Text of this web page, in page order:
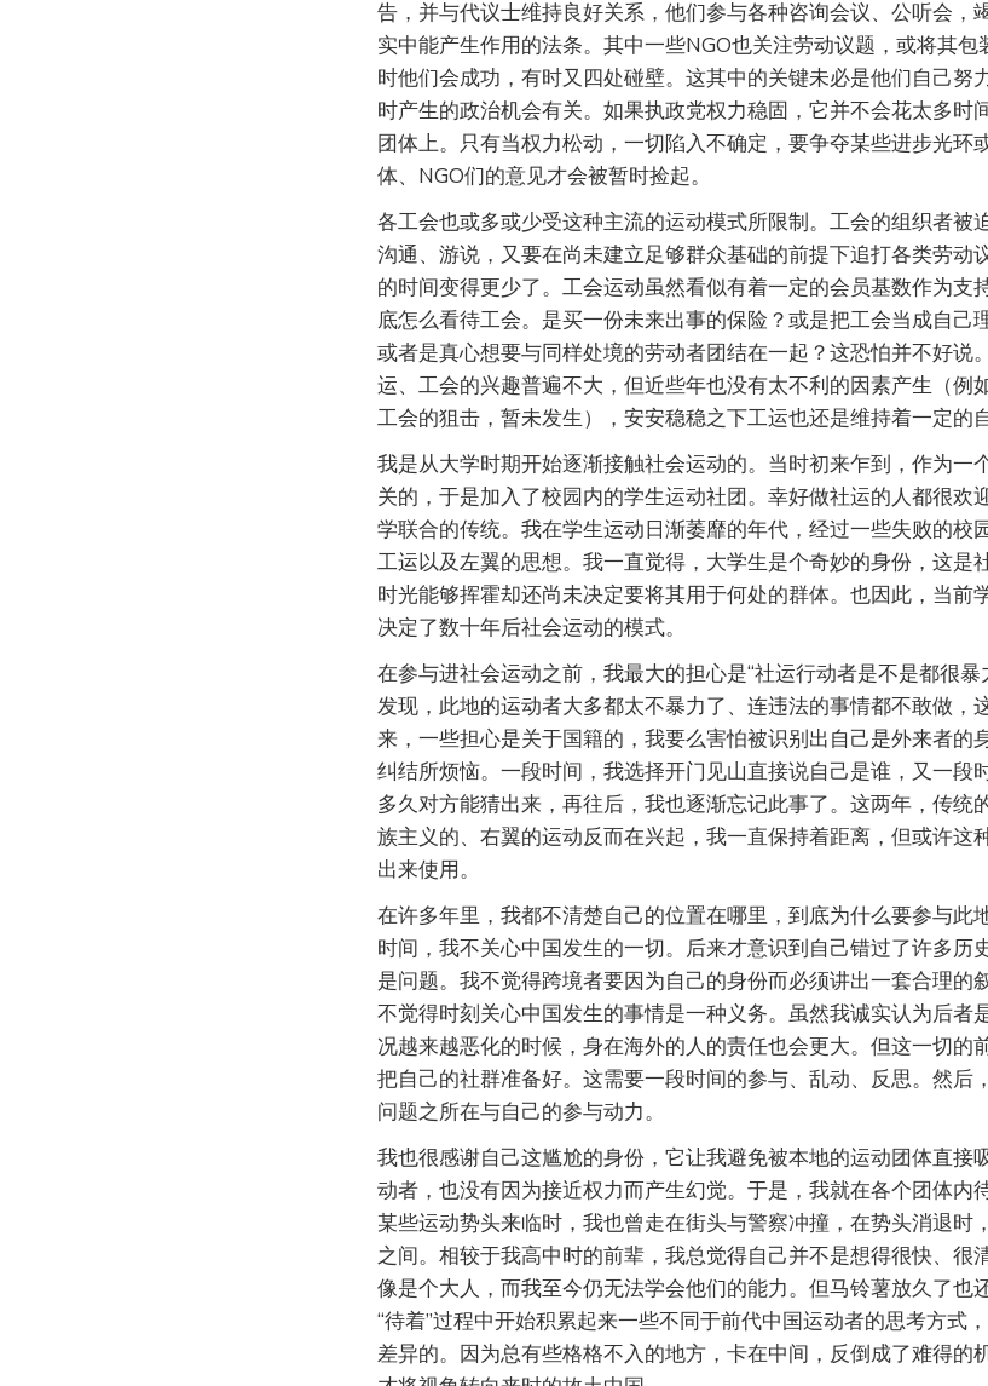
告，并与代议士维持良好关系，他们参与各种咨询会议、公听会，
实中能产生作用的法条。其中一些NGO也关注劳动议题，或将其
时他们会成功，有时又四处碰壁。这其中的关键未必是他们自己努
时产生的政治机会有关。如果执政党权力稳固，它并不会花太多时
团体上。只有当权力松动，一切陷入不确定，要争夺某些进步光环
体、NGO们的意见才会被暂时捡起。
各工会也或多或少受这种主流的运动模式所限制。工会的组织者被
沟通、游说，又要在尚未建立足够群众基础的前提下追打各类劳动
的时间变得更少了。工会运动虽然看似有着一定的会员基数作为支
底怎么看待工会。是买一份未来出事的保险？或是把工会当成自己
或者是真心想要与同样处境的劳动者团结在一起？这恐怕并不好说
运、工会的兴趣普遍不大，但近些年也没有太不利的因素产生（例
工会的狙击，暂未发生），安安稳稳之下工运也还是维持着一定的
我是从大学时期开始逐渐接触社会运动的。当时初来乍到，作为一
关的，于是加入了校园内的学生运动社团。幸好做社运的人都很欢
学联合的传统。我在学生运动日渐萎靡的年代，经过一些失败的校
工运以及左翼的思想。我一直觉得，大学生是个奇妙的身份，这是
时光能够挥霍却还尚未决定要将其用于何处的群体。也因此，当前
决定了数十年后社会运动的模式。
在参与进社会运动之前，我最大的担心是“社运行动者是不是都很
发现，此地的运动者大多都太不暴力了、连违法的事情都不敢做，
来，一些担心是关于国籍的，我要么害怕被识别出自己是外来者的
纠结所烦恼。一段时间，我选择开门见山直接说自己是谁，又一段
多久对方能猜出来，再往后，我也逐渐忘记此事了。这两年，传统
族主义的、右翼的运动反而在兴起，我一直保持着距离，但或许这
出来使用。
在许多年里，我都不清楚自己的位置在哪里，到底为什么要参与此
时间，我不关心中国发生的一切。后来才意识到自己错过了许多历
是问题。我不觉得跨境者要因为自己的身份而必须讲出一套合理的
不觉得时刻关心中国发生的事情是一种义务。虽然我诚实认为后者
况越来越恶化的时候，身在海外的人的责任也会更大。但这一切的
把自己的社群准备好。这需要一段时间的参与、乱动、反思。然后
问题之所在与自己的参与动力。
我也很感谢自己这尴尬的身份，它让我避免被本地的运动团体直接
动者，也没有因为接近权力而产生幻觉。于是，我就在各个团体内
某些运动势头来临时，我也曾走在街头与警察冲撞，在势头消退时
之间。相较于我高中时的前辈，我总觉得自己并不是想得很快、很
像是个大人，而我至今仍无法学会他们的能力。但马铃薯放久了也
“待着”过程中开始积累起来一些不同于前代中国运动者的思考方式
差异的。因为总有些格格不入的地方，卡在中间，反倒成了难得的